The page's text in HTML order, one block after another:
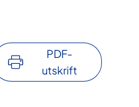
PDF-
utskrift